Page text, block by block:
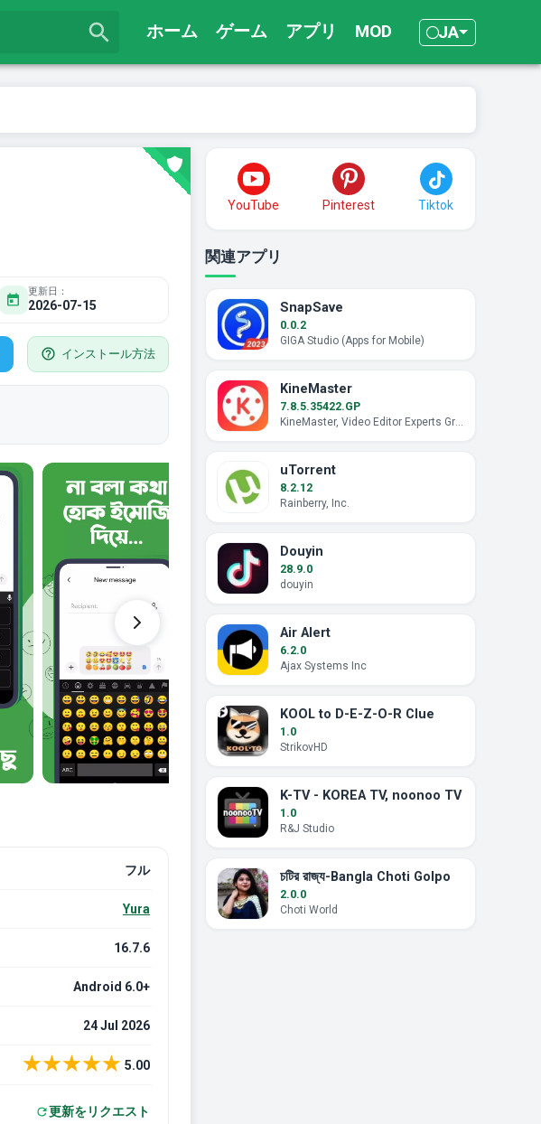
ホーム ゲーム アプリ MOD JA
更新日：
2026-07-15
インストール方法
フル
Yura
16.7.6
Android 6.0+
24 Jul 2026
★★★★★ 5.00
更新をリクエスト
YouTube Pinterest Tiktok
関連アプリ
SnapSave
0.0.2
GIGA Studio (Apps for Mobile)
KineMaster
7.8.5.35422.GP
KineMaster, Video Editor Experts Group
uTorrent
8.2.12
Rainberry, Inc.
Douyin
28.9.0
douyin
Air Alert
6.2.0
Ajax Systems Inc
KOOL to D-E-Z-O-R Clue
1.0
StrikovHD
K-TV - KOREA TV, noonoo TV
1.0
R&J Studio
চটির রাজ্য-Bangla Choti Golpo
2.0.0
Choti World